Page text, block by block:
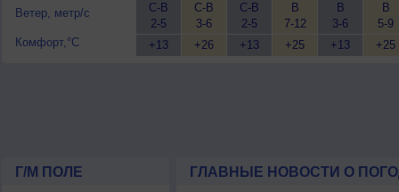
Ветер, метр/с
Комфорт,°C
С-В
2-5
+13
С-В
3-6
+26
С-В
2-5
+13
В
7-12
+25
В
3-6
+13
В
5-9
+25
Г/М ПОЛЕ ГЛАВНЫЕ НОВОСТИ О